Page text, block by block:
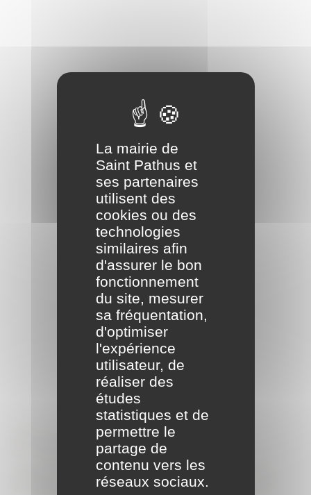
Formalités
administratives
La mairie de
Saint Pathus et
ses partenaires
utilisent des
cookies ou des
technologies
similaires afin
d'assurer le bon
fonctionnement
du site, mesurer
sa fréquentation,
d'optimiser
l'expérience
utilisateur, de
réaliser des
études
statistiques et de
permettre le
partage de
contenu vers les
réseaux sociaux.